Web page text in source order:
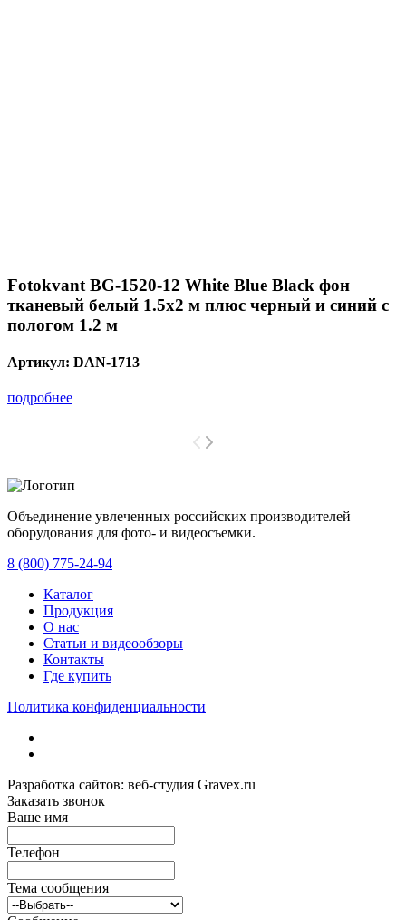
Fotokvant BG-1520-12 White Blue Black фон
тканевый белый 1.5х2 м плюс черный и синий с
пологом 1.2 м
Артикул: DAN-1713
подробнее
Объединение увлеченных российских производителей
оборудования для фото- и видеосъемки.
8 (800) 775-24-94
Каталог
Продукция
О нас
Статьи и видеообзоры
Контакты
Где купить
Политика конфиденциальности
Разработка сайтов: веб-студия Gravex.ru
Заказать звонок
Ваше имя
Телефон
Тема сообщения